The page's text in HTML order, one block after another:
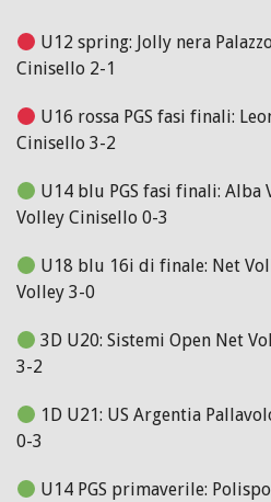
U12 spring: Jolly nera
Cinisello 2-1
U16 rossa PGS fasi finali:
Cinisello 3-2
U14 blu PGS fasi finali: Alba
Volley Cinisello 0-3
U18 blu 16i di finale: Net
Volley 3-0
3D U20: Sistemi Open Net
3-2
1D U21: US Argentia
0-3
U14 PGS primaverile: